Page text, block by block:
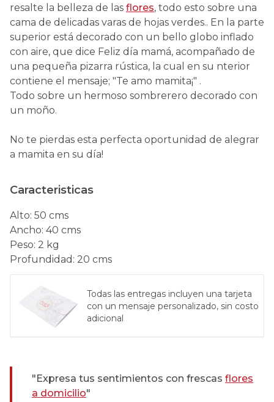
resalte la belleza de las flores, todo esto sobre una
cama de delicadas varas de hojas verdes.. En la parte
superior está decorado con un bello globo inflado
con aire, que dice Feliz día mamá, acompañado de
una pequeña pizarra rústica, la cual en su nterior
contiene el mensaje; "Te amo mamita¡" .
Todo sobre un hermoso sombrerero decorado con
un moño.
No te pierdas esta perfecta oportunidad de alegrar
a mamita en su día!
Caracteristicas
Alto: 50 cms
Ancho: 40 cms
Peso: 2 kg
Profundidad : 20 cms
Todas las entregas incluyen una tarjeta
con un mensaje personalizado, sin costo
adicional
"Expresa tus sentimientos con frescas flores
a domicilio"